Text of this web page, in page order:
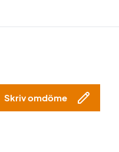
Skriv omdöme